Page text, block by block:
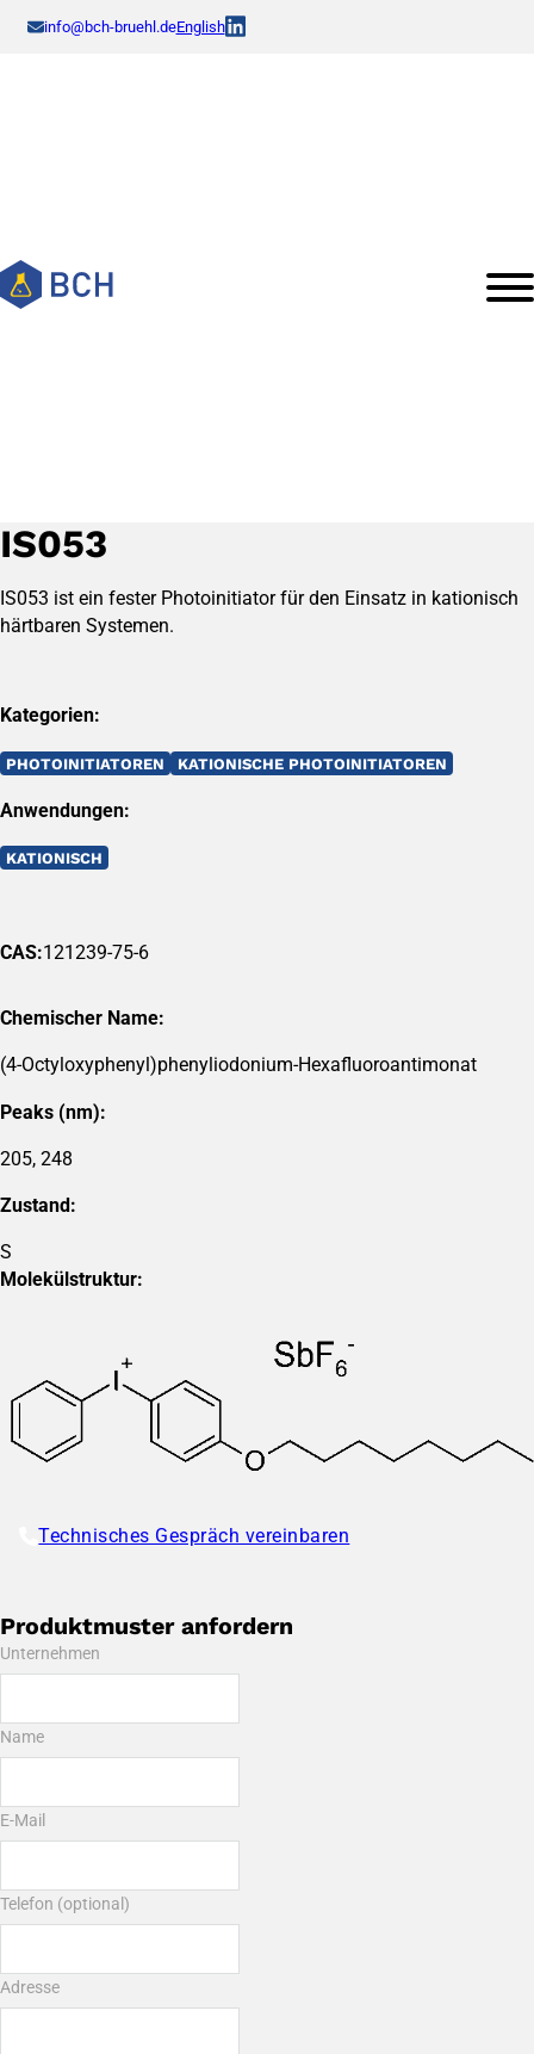
info@bch-bruehl.deEnglish
IS053
IS053 ist ein fester Photoinitiator für den Einsatz in kationisch
härtbaren Systemen.
Kategorien:
PHOTOINITIATOREN KATIONISCHE PHOTOINITIATOREN
Anwendungen:
KATIONISCH
CAS:121239-75-6
Chemischer Name:
(4-Octyloxyphenyl)phenyliodonium-Hexafluoroantimonat
Peaks (nm):
205, 248
Zustand:
S
Molekülstruktur:
Technisches Gespräch vereinbaren
Produktmuster anfordern
Unternehmen
Name
E-Mail
Telefon (optional)
Adresse